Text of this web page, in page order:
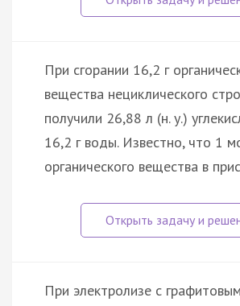
При сгорании 16,2 г
вещества нециклического
получили 26,88 л (н. у.)
16,2 г воды. Известно, что 1
органического вещества в
При электролизе с